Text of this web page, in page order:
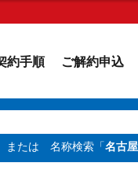
約手順 ご解約申込
または 名称検索「名古